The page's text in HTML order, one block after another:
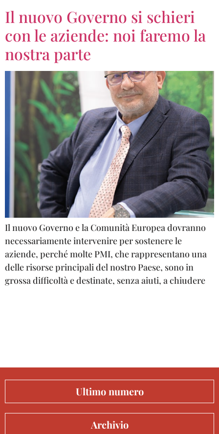
Il nuovo Governo si schieri
con le aziende: noi faremo la
nostra parte
Il nuovo Governo e la Comunità Europea dovranno
necessariamente intervenire per sostenere le
aziende, perché molte PMI, che rappresentano una
delle risorse principali del nostro Paese, sono in
grossa difficoltà e destinate, senza aiuti, a chiudere
Ultimo numero
Archivio